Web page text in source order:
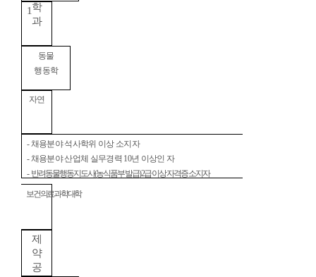
학
과
1
동물
행동학
자연
-채용분야 석사학위 이상 소지자
-채용분야 산업체 실무경력 10년 이상인 자
- 반려동물행동지도사(농식품부 발급) 2급 이상 자격증 소지자
보건의료과학대학
제
약
공